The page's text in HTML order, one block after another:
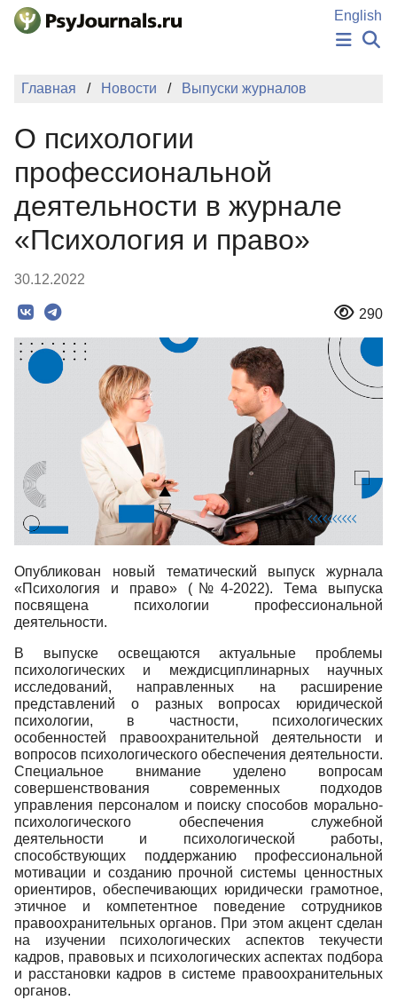
Перейти к основному содержанию
English
НОВОСТИ
ПОДАТЬ РУКОПИСЬ
КЛЮЧЕВЫЕ СЛОВА
Регистрация
Вход
Главная Новости Выпуски журналов
О психологии
профессиональной
деятельности в журнале
«Психология и право»
30.12.2022
290
Опубликован новый тематический выпуск журнала
«Психология и право» (№4-2022). Тема выпуска
посвящена психологии профессиональной
деятельности.
В выпуске освещаются актуальные проблемы
психологических и междисциплинарных научных
исследований, направленных на расширение
представлений о разных вопросах юридической
психологии, в частности, психологических
особенностей правоохранительной деятельности и
вопросов психологического обеспечения деятельности.
Специальное внимание уделено вопросам
совершенствования современных подходов
управления персоналом и поиску способов морально-
психологического обеспечения служебной
деятельности и психологической работы,
способствующих поддержанию профессиональной
мотивации и созданию прочной системы ценностных
ориентиров, обеспечивающих юридически грамотное,
этичное и компетентное поведение сотрудников
правоохранительных органов. При этом акцент сделан
на изучении психологических аспектов текучести
кадров, правовых и психологических аспектах подбора
и расстановки кадров в системе правоохранительных
органов.